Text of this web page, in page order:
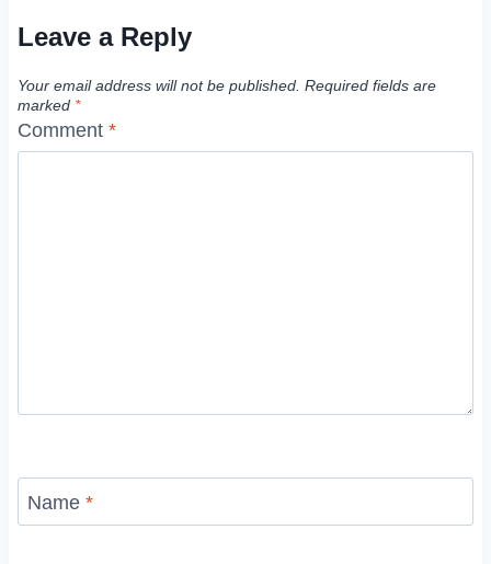
Leave a Reply
Your email address will not be published. Required fields are
marked *
Comment *
Name *